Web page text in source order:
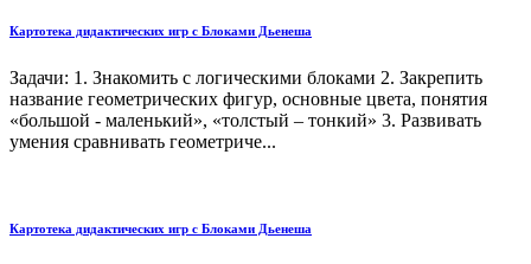
Картотека дидактических игр с Блоками Дьенеша
Задачи: 1. Знакомить с логическими блоками 2. Закрепить
название геометрических фигур, основные цвета, понятия
«большой - маленький», «толстый – тонкий» 3. Развивать
умения сравнивать геометриче...
Картотека дидактических игр с Блоками Дьенеша